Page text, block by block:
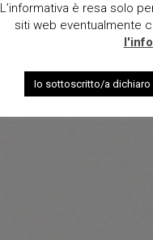
L’informativa è resa solo
siti web eventualmente
Io sottoscritto/a dichiaro